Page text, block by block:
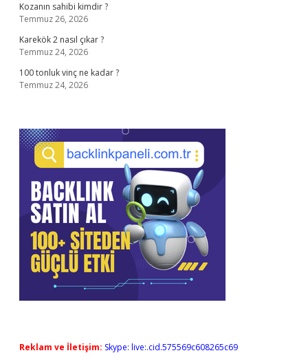
Kozanın sahibi kimdir ?
Temmuz 26, 2026
Karekök 2 nasıl çıkar ?
Temmuz 24, 2026
100 tonluk vinç ne kadar ?
Temmuz 24, 2026
Reklam ve İletişim: Skype: live:.cid.575569c608265c69